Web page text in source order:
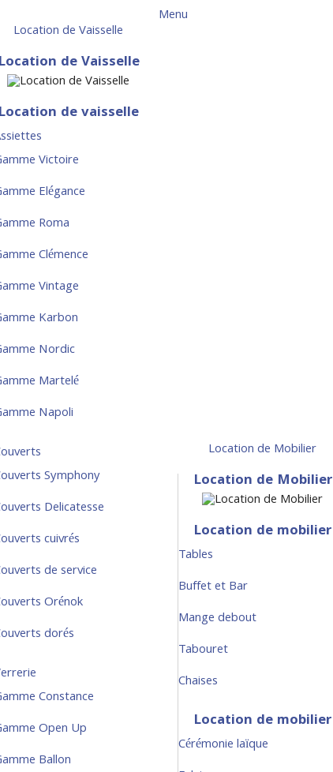
Menu
Location de Vaisselle
Location de Vaisselle
Location de vaisselle
Victoire
Elégance
Roma
Clémence
Vintage
Karbon
Nordic
Martelé
Napoli
Symphony
Delicatesse
cuivrés
de service
Orénok
dorés
Constance
Open Up
Ballon
Location de Mobilier
Location de Mobilier
Location de mobilier
Tables
Buffet et Bar
Mange debout
Tabouret
Chaises
Location de mobilier
Cérémonie laïque